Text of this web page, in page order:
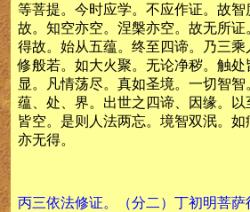
等菩提。今时应学。不应作证。故
故。知空亦空。涅槃亦空。故无所
得故。始从五蕴。终至四谛。乃三
修般若。如大火聚。无论净秽。触处
显。凡情荡尽。真如圣境。一切智
蕴、处、界。出世之四谛、因缘。
皆空。是则人法两忘。境智双泯。
亦无得。
丙三依法修证。（分二）丁初明菩